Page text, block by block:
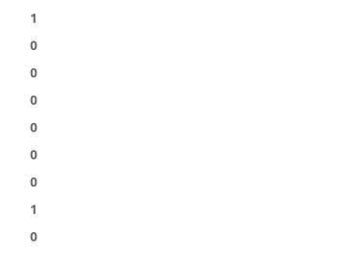
1
0
0
0
0
0
0
1
0